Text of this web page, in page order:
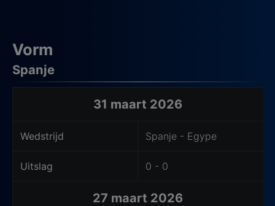
Vorm
Spanje
31 maart 2026
Wedstrijd Spanje - Egype
Uitslag 0 - 0
27 maart 2026